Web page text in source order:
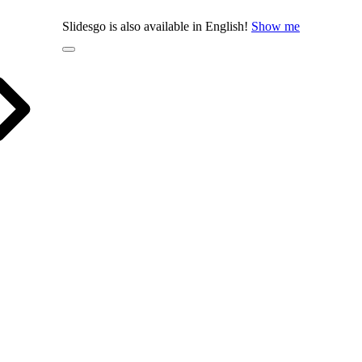
Slidesgo is also available in English! Show me